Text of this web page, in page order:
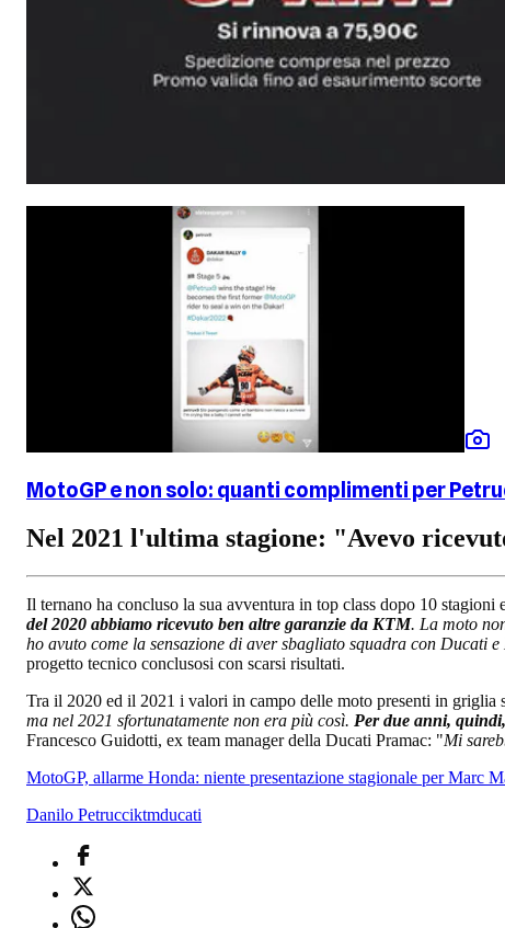
MotoGP e non solo: quanti complimenti per
Nel 2021 l'ultima stagione: "Avevo
Il ternano ha concluso la sua avventura in top class dopo 10
del 2020 abbiamo ricevuto ben altre garanzie da KTM. La moto
ho avuto come la sensazione di aver sbagliato squadra con Ducati
progetto tecnico conclusosi con scarsi risultati.
Tra il 2020 ed il 2021 i valori in campo delle moto presenti in griglia
ma nel 2021 sfortunatamente non era più così. Per due anni,
Francesco Guidotti, ex team manager della Ducati Pramac: "Mi
MotoGP, allarme Honda: niente presentazione stagionale per Marc
Danilo Petrucciktmducati